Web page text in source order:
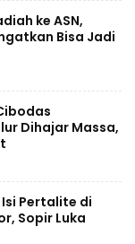
ke ASN,
Bisa Jadi
Dihajar Massa,
Pertalite di
Sopir Luka